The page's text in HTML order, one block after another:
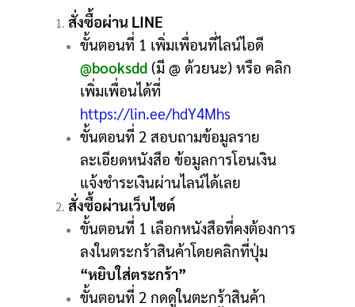
สั่งซื้อผ่าน LINE
ขั้นตอนที่ 1 เพิ่มเพื่อนที่ไลน์ไอดี
@booksdd (มี @ ด้วยนะ) หรือ คลิก
เพิ่มเพื่อนได้ที่
https://lin.ee/hdY4Mhs
ขั้นตอนที่ 2 สอบถามข้อมูลราย
ละเอียดหนังสือ ข้อมูลการโอนเงิน
แจ้งชำระเงินผ่านไลน์ได้เลย
สั่งซื้อผ่านเว็บไซต์
ขั้นตอนที่ 1 เลือกหนังสือที่คงต้องการ
ลงในตระกร้าสินค้าโดยคลิกที่ปุ่ม
“หยิบใส่ตระกร้า”
ขั้นตอนที่ 2 กดดูในตะกร้าสินค้า